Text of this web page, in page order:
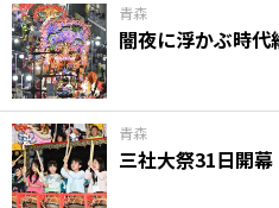
青森
闇夜に浮かぶ時
青森
三社大祭31日開